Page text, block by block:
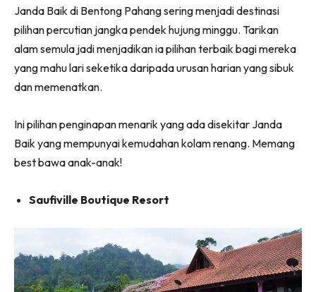
Janda Baik di Bentong Pahang sering menjadi destinasi
pilihan percutian jangka pendek hujung minggu. Tarikan
alam semula jadi menjadikan ia pilihan terbaik bagi mereka
yang mahu lari seketika daripada urusan harian yang sibuk
dan memenatkan.
Ini pilihan penginapan menarik yang ada disekitar Janda
Baik yang mempunyai kemudahan kolam renang. Memang
best bawa anak-anak!
Saufiville Boutique Resort